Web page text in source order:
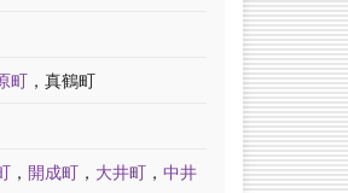
町 ，真鶴町
， 開成町 ， 大井町 ， 中井